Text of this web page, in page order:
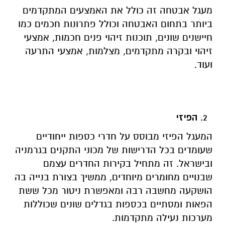
מעגל אבטחה זה כולל את האמצעים המתקדמים
ביותר בתחום האבטחה וכולל פתרונות חכמים כמו
חיישנים שונים, תוכנות זיהוי פנים חכמות, אמצעי
זיהוי ובקרה מתקדמים, מצלמות, אמצעי התרעה
ועוד.
הפיזי
המעגל הפיזי מבוסס על חדרי כספות ייחודיים
שעומדים בכל הדרישות של מכוני התקנים בגרמניה
ובישראל. זה מתחיל בקירות החדרים עצמם
שבנויים מחומרים מיוחדים, ממשיך בצורת בנייה בה
הושקעה מחשבה רבה ומאפשרת ניטור מכל ששת
הפאות ומסתיים בכספות בגדלים שונים שכוללות
מערכות נעילה מתקדמות.